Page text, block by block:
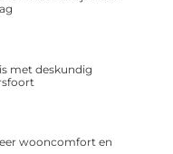
met deskundig
wooncomfort en